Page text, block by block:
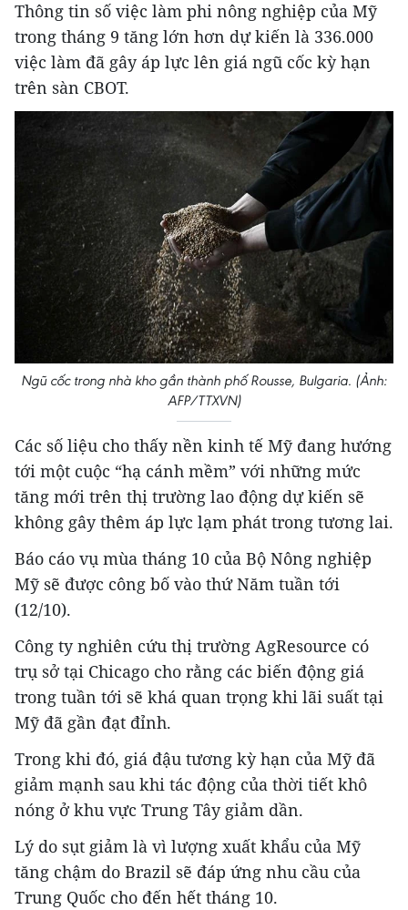
Thông tin số việc làm phi nông nghiệp của Mỹ
trong tháng 9 tăng lớn hơn dự kiến là 336.000
việc làm đã gây áp lực lên giá ngũ cốc kỳ hạn
trên sàn CBOT.
Ngũ cốc trong nhà kho gần thành phố Rousse, Bulgaria. (Ảnh:
AFP/TTXVN)
Các số liệu cho thấy nền kinh tế Mỹ đang hướng
tới một cuộc “hạ cánh mềm” với những mức
tăng mới trên thị trường lao động dự kiến sẽ
không gây thêm áp lực lạm phát trong tương lai.
Báo cáo vụ mùa tháng 10 của Bộ Nông nghiệp
Mỹ sẽ được công bố vào thứ Năm tuần tới
(12/10).
Công ty nghiên cứu thị trường AgResource có
trụ sở tại Chicago cho rằng các biến động giá
trong tuần tới sẽ khá quan trọng khi lãi suất tại
Mỹ đã gần đạt đỉnh.
Trong khi đó, giá đậu tương kỳ hạn của Mỹ đã
giảm mạnh sau khi tác động của thời tiết khô
nóng ở khu vực Trung Tây giảm dần.
Lý do sụt giảm là vì lượng xuất khẩu của Mỹ
tăng chậm do Brazil sẽ đáp ứng nhu cầu của
Trung Quốc cho đến hết tháng 10.